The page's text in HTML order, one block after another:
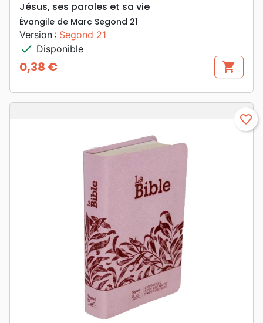
Jésus, ses paroles et sa vie
Évangile de Marc Segond 21
Version : Segond 21
check Disponible
Prix
0,38 € shopping_cart
favorite_border